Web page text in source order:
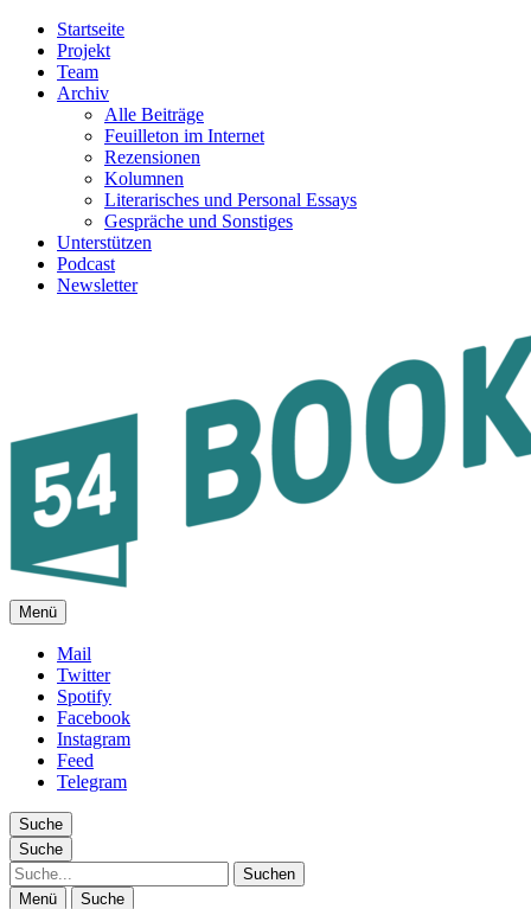
Startseite
Projekt
Team
Archiv
Alle Beiträge
Feuilleton im Internet
Rezensionen
Kolumnen
Literarisches und Personal Essays
Gespräche und Sonstiges
Unterstützen
Podcast
Newsletter
FEUILLETON IM INTERNET
Menü
Mail
Twitter
Spotify
Facebook
Instagram
Feed
Telegram
Suche
Suche
Suche
Menü Suche